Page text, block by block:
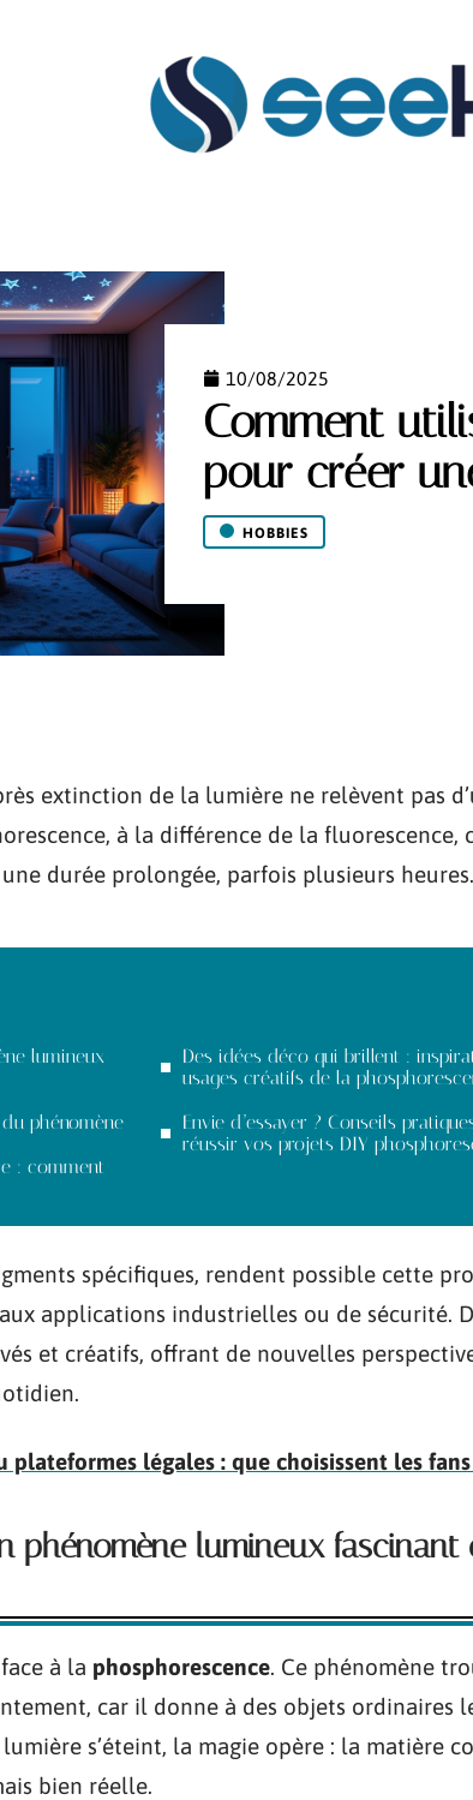
10/08/2025
Comment
pour créer
HOBBIES
extinction de la lumière ne relèvent pas
à la différence de la fluorescence,
durée prolongée, parfois plusieurs heures.
lumineux
phénomène
: comment
Des idées déco qui brillent :
usages créatifs de la
Envie d’essayer ? Conseils
réussir vos projets DIY
spécifiques, rendent possible cette
applications industrielles ou de sécurité.
et créatifs, offrant de nouvelles
plateformes légales : que choisissent les
phénomène lumineux fascinant
à la phosphorescence. Ce phénomène
car il donne à des objets ordinaires
s’éteint, la magie opère : la matière
bien réelle.